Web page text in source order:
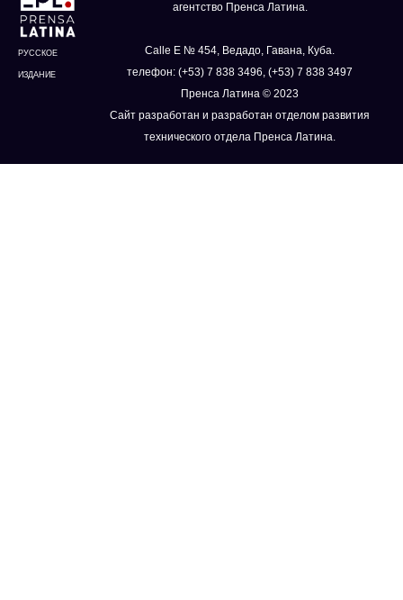
РУССКОЕ
ИЗДАНИЕ
агентство Пренса Латина.
Calle E № 454, Ведадо, Гавана, Куба.
телефон: (+53) 7 838 3496, (+53) 7 838 3497
Пренса Латина © 2023
Сайт разработан и разработан отделом развития
технического отдела Пренса Латина.